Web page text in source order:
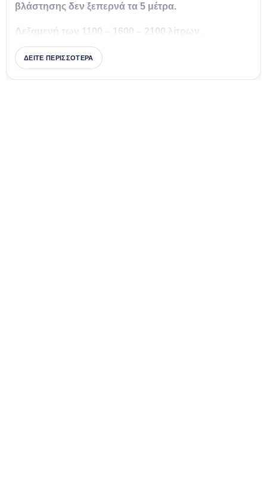
βλάστησης δεν ξεπερνά τα 5 μέτρα.
Δεξαμενή των 1100 – 1600 – 2100 λίτρων.
ΠΛΗΡΟΦΟΡΙΕΣ:NESTOR
VIDEO:
ΔΕΙΤΕ ΠΕΡΙΣΣΟΤΕΡΑ